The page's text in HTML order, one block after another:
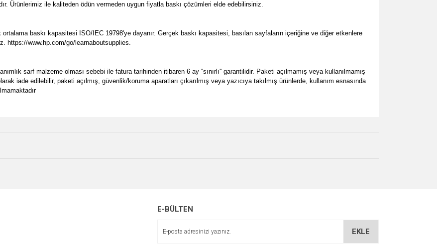
Ürünlerimiz ile kaliteden ödün vermeden uygun fiyatla baskı çözümleri elde edebilirsiniz.
baskı kapasitesi ISO/IEC 19798'ye dayanır. Gerçek baskı kapasitesi, basılan sayfaların içeriğine ve diğer etkenlere
https://www.hp.com/go/learnaboutsupplies.
sarf malzeme olması sebebi ile fatura tarihinden itibaren 6 ay ''sınırlı'' garantilidir. Paketi açılmamış veya kullanılmamış
iade edilebilir, paketi açılmış, güvenlik/koruma aparatları çıkarılmış veya yazıcıya takılmış ürünlerde, kullanım esnasında
E-BÜLTEN
EKLE